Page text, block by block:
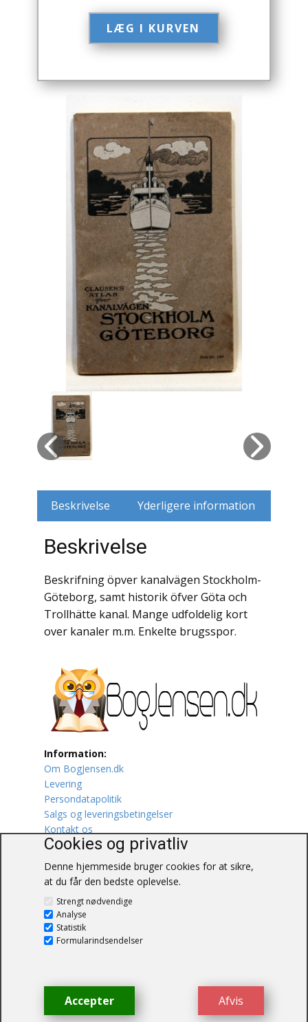
Computer / IT
Engelsk
Erhverv
Europa
Fantasy / Sciencefiction
Håndarbejde
Håndværk
Historie
Hobby
Hus / Have
Husdyr
Krige / Slag
Krop / Sind
Kunst
Litteraturhistorie
Lokalhistorie / Topografi
Lystfiskeri
Mad
Musik
Mytologi / Sagn / Sagaer
Naturen
Oldtidskundskab
LÆG I KURVEN​
Beskrivelse Yderligere information
Beskrivelse
Beskrifning öpver kanalvägen Stockholm-
Göteborg, samt historik öfver Göta och
Trollhätte kanal. Mange udfoldelig kort
over kanaler m.m. Enkelte brugsspor.
Information:
Om BogJensen.dk
Levering
Persondatapolitik
Salgs og leveringsbetingelser
Kontakt os
Blåkærvej 25
6052 Viuf
Tlf.:60703190
© BogJensen.dk – Alle rettigheder
forbeholdes.
Cookies og privatliv
Denne hjemmeside bruger cookies for at sikre,
at du får den bedste oplevelse.
Strengt nødvendige
Analyse
Statistik
Formularindsendelser
Afvis
Accepter